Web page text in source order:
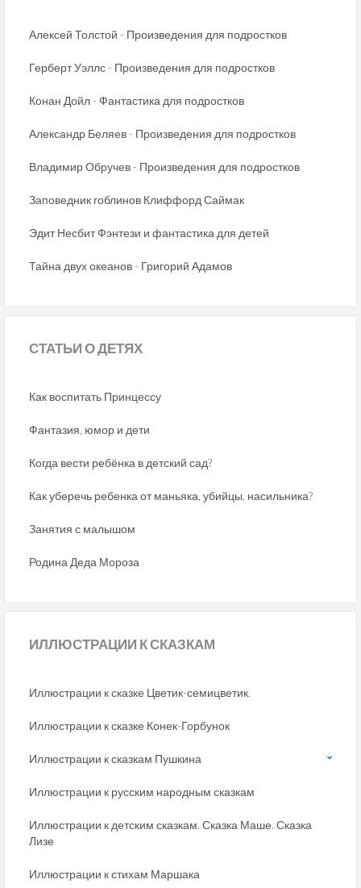
Алексей Толстой - Произведения для подростков
Герберт Уэллс - Произведения для подростков
Конан Дойл - Фантастика для подростков
Александр Беляев - Произведения для подростков
Владимир Обручев - Произведения для подростков
Заповедник гоблинов Клиффорд Саймак
Эдит Несбит Фэнтези и фантастика для детей
Тайна двух океанов - Григорий Адамов
СТАТЬИО ДЕТЯХ
Как воспитать Принцессу
Фантазия, юмор и дети
Когда вести ребёнка в детский сад?
Как уберечь ребенка от маньяка, убийцы, насильника?
Занятия с малышом
Родина Деда Мороза
ИЛЛЮСТРАЦИИ К СКАЗКАМ
Иллюстрации к сказке Цветик-семицветик.
Иллюстрации к сказке Конек-Горбунок
Иллюстрации к сказкам Пушкина
Иллюстрации к русским народным сказкам
Иллюстрации к детским сказкам. Сказка Маше. Сказка
Лизе
Иллюстрации к стихам Маршака